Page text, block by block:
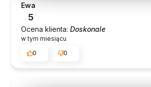
Ewa
5
Ocena klienta: Doskonale
w tym miesiącu
0
0